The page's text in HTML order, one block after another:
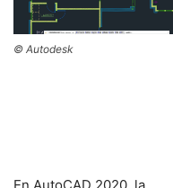
© Autodesk
En AutoCAD 2020, la